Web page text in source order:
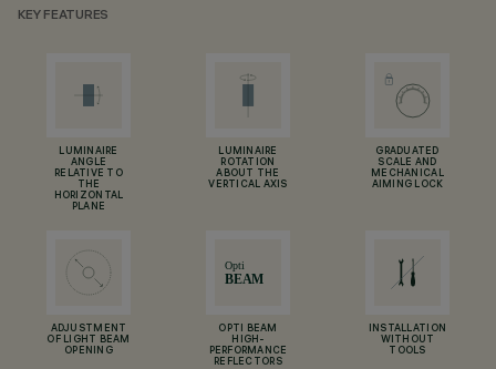
KEY FEATURES
LUMINAIRE
ANGLE
RELATIVE TO
THE
HORIZONTAL
PLANE
LUMINAIRE
ROTATION
ABOUT THE
VERTICAL AXIS
GRADUATED
SCALE AND
MECHANICAL
AIMING LOCK
ADJUSTMENT
OF LIGHT BEAM
OPENING
OPTI BEAM
HIGH-
PERFORMANCE
REFLECTORS
INSTALLATION
WITHOUT
TOOLS